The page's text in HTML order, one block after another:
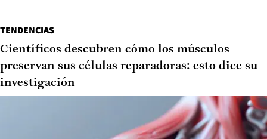
TENDENCIAS
Científicos descubren cómo los músculos
preservan sus células reparadoras: esto dice su
investigación